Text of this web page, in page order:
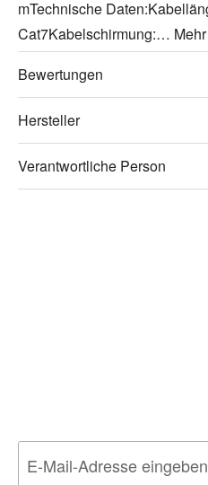
mTechnische
Cat7Kabelschirmung:… Mehr
Bewertungen
Hersteller
Verantwortliche Person